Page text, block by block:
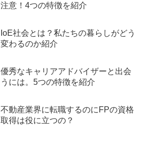
注意！4つの特徴を紹介
IoE社会とは？私たちの暮らしがどう
変わるのか紹介
優秀なキャリアアドバイザーと出会
うには。5つの特徴を紹介
不動産業界に転職するのにFPの資格
取得は役に立つの？